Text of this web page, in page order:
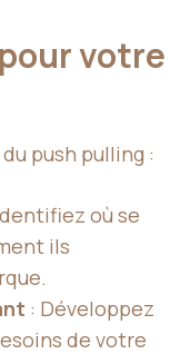
votre
push pulling :
où se
ils
: Développez
de votre